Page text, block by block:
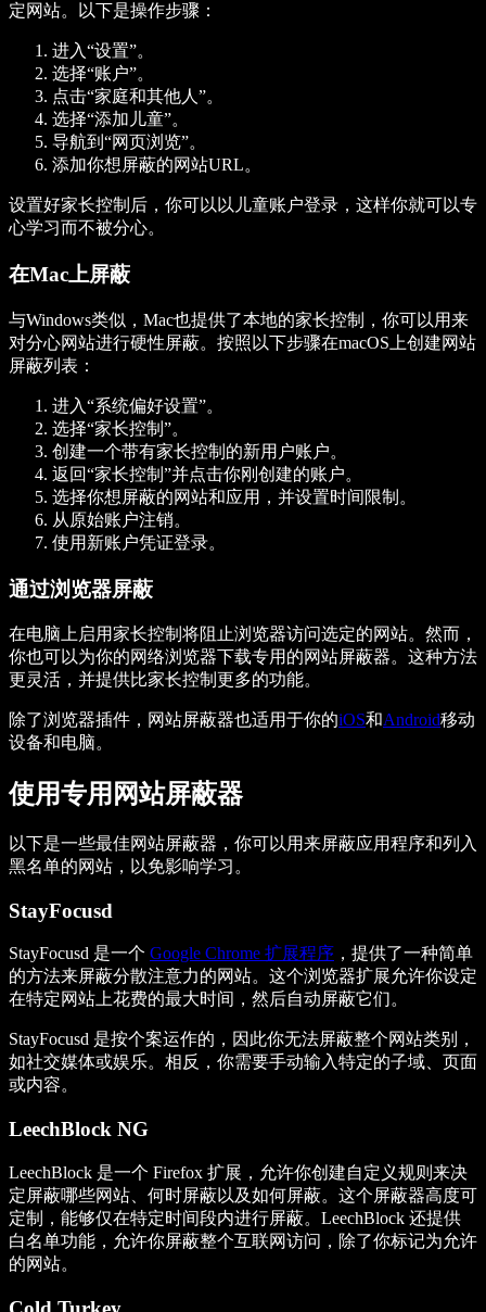
定网站。以下是操作步骤：
进入“设置”。
选择“账户”。
点击“家庭和其他人”。
选择“添加儿童”。
导航到“网页浏览”。
添加你想屏蔽的网站URL。
设置好家长控制后，你可以以儿童账户登录，这样你就可以专
心学习而不被分心。
在Mac上屏蔽
与Windows类似，Mac也提供了本地的家长控制，你可以用来
对分心网站进行硬性屏蔽。按照以下步骤在macOS上创建网站
屏蔽列表：
进入“系统偏好设置”。
选择“家长控制”。
创建一个带有家长控制的新用户账户。
返回“家长控制”并点击你刚创建的账户。
选择你想屏蔽的网站和应用，并设置时间限制。
从原始账户注销。
使用新账户凭证登录。
通过浏览器屏蔽
在电脑上启用家长控制将阻止浏览器访问选定的网站。然而，
你也可以为你的网络浏览器下载专用的网站屏蔽器。这种方法
更灵活，并提供比家长控制更多的功能。
除了浏览器插件，网站屏蔽器也适用于你的iOS和Android移动
设备和电脑。
使用专用网站屏蔽器
以下是一些最佳网站屏蔽器，你可以用来屏蔽应用程序和列入
黑名单的网站，以免影响学习。
StayFocusd
StayFocusd 是一个 Google Chrome 扩展程序 ，提供了一种简单
的方法来屏蔽分散注意力的网站。这个浏览器扩展允许你设定
在特定网站上花费的最大时间，然后自动屏蔽它们。
StayFocusd 是按个案运作的，因此你无法屏蔽整个网站类别，
如社交媒体或娱乐。相反，你需要手动输入特定的子域、页面
或内容。
LeechBlock NG
LeechBlock 是一个 Firefox 扩展，允许你创建自定义规则来决
定屏蔽哪些网站、何时屏蔽以及如何屏蔽。这个屏蔽器高度可
定制，能够仅在特定时间段内进行屏蔽。LeechBlock 还提供
白名单功能，允许你屏蔽整个互联网访问，除了你标记为允许
的网站。